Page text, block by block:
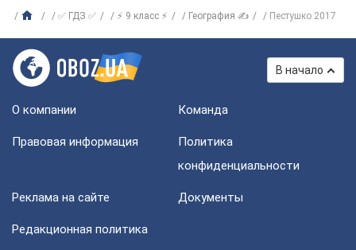
✅ ГДЗ ✅ ⚡ 9 класс ⚡ География ✍ Пестушко 2017
В начало
О компании Команда
Правовая информация
Политика
конфиденциальности
Реклама на сайте Документы
Редакционная политика